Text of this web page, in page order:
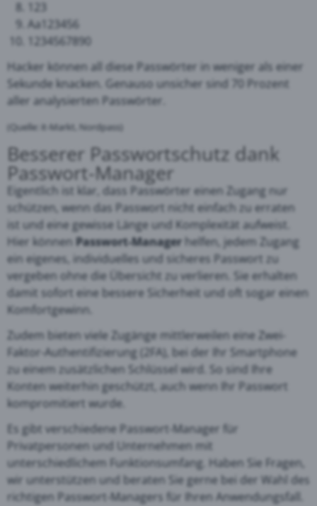
Aa123456
1234567890
Hacker können all diese Passwörter in weniger als einer
Sekunde knacken. Genauso unsicher sind 70 Prozent
aller analysierten Passwörter.
(Quelle: it-Markt, Nordpass)
Besserer Passwortschutz dank
Passwort-Manager
Eigentlich ist klar, dass Passwörter einen Zugang nur
schützen, wenn das Passwort nicht einfach zu erraten
ist und eine gewisse Länge und Komplexität aufweist.
Hier können Passwort-Manager helfen, jedem Zugang
ein eigenes, individuelles und sicheres Passwort zu
vergeben ohne die Übersicht zu verlieren. Sie erhalten
damit sofort eine bessere Sicherheit und oft sogar einen
Komfortgewinn.
Zudem bieten viele Zugänge mittlerweilen eine Zwei-
Faktor-Authentifizierung (2FA), bei der Ihr Smartphone
zu einem zusätzlichen Schlüssel wird. So sind Ihre
Konten weiterhin geschützt, auch wenn Ihr Passwort
kompromitiert wurde.
Es gibt verschiedene Passwort-Manager für
Privatpersonen und Unternehmen mit
unterschiedlichem Funktionsumfang. Haben Sie Fragen,
wir unterstützen und beraten Sie gerne bei der Wahl des
richtigen Passwort-Managers für Ihren Anwendungsfall.